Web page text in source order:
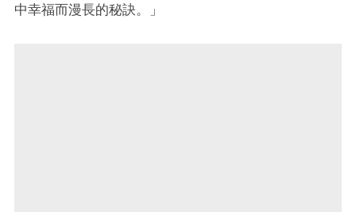
中幸福而漫長的秘訣。」